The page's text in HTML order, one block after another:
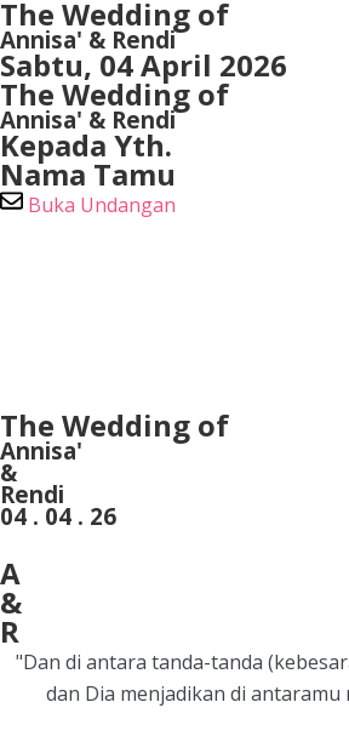
The Wedding of
Annisa' & Rendi
Sabtu, 04 April 2026
The Wedding of
Annisa' & Rendi
Kepada Yth.
Nama Tamu
Buka Undangan
The Wedding of
Annisa'
&
Rendi
04 . 04 . 26
A
&
R
"Dan di antara tanda-tanda
dan Dia menjadikan di